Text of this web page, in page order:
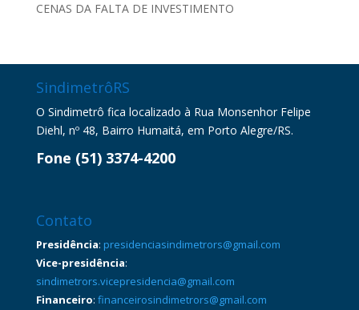
CENAS DA FALTA DE INVESTIMENTO
SindimetrôRS
O Sindimetrô fica localizado à Rua Monsenhor Felipe
Diehl, nº 48, Bairro Humaitá, em Porto Alegre/RS.
Fone (51) 3374-4200
Contato
Presidência: presidenciasindimetrors@gmail.com
Vice-presidência:
sindimetrors.vicepresidencia@gmail.com
Financeiro: financeirosindimetrors@gmail.com